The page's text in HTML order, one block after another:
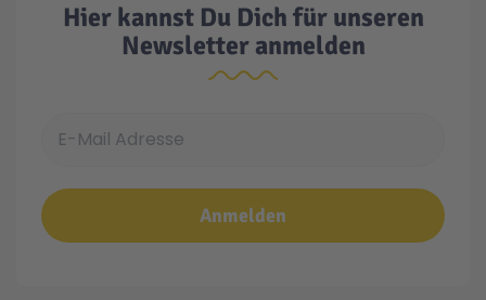
Hier kannst Du Dich für unseren
Newsletter anmelden
Anmelden